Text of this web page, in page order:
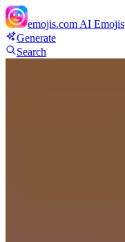
emojis.com AI Emojis
Generate
Search